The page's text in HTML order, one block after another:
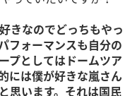
きなのでどっちもやっ
フォーマンスも自分の
プとしてはドームツア
には僕が好きな嵐さん
思います。それは国民